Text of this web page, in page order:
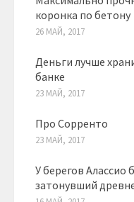
коронка по бетону
26 МАЙ, 2017
Деньги лучше
банке
23 МАЙ, 2017
Про Сорренто
23 МАЙ, 2017
У берегов Алассио
затонувший